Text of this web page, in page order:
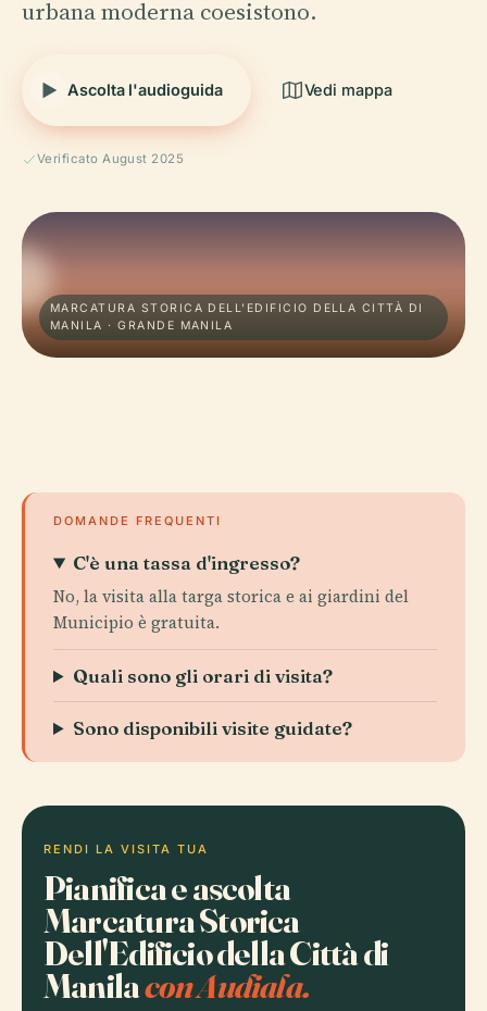
urbana moderna coesistono.
Ascolta l'audioguida Vedi mappa
Verificato August 2025
MARCATURA STORICA DELL'EDIFICIO DELLA CITTÀ DI
MANILA · GRANDE MANILA
DOMANDE FREQUENTI
C'è una tassa d'ingresso?
No, la visita alla targa storica e ai giardini del
Municipio è gratuita.
Quali sono gli orari di visita?
Sono disponibili visite guidate?
RENDI LA VISITA TUA
Pianifica e ascolta
Marcatura Storica
Dell'Edificio della Città di
Manilacon Audiala.